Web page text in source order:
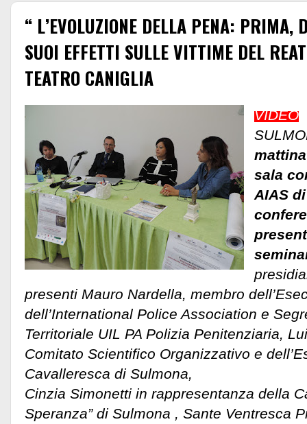
“ L’EVOLUZIONE DELLA PENA: PRIMA,
SUOI EFFETTI SULLE VITTIME DEL
TEATRO CANIGLIA
VIDEO
sala
AIAS
presenti Mauro Nardella, membro
dell’International Police Association e
Territoriale UIL PA Polizia Penitenziaria,
Comitato Scientifico Organizzativo e
Cavalleresca di Sulmona,
Cinzia Simonetti in rappresentanza della
Speranza” di Sulmona , Sante Ventresca